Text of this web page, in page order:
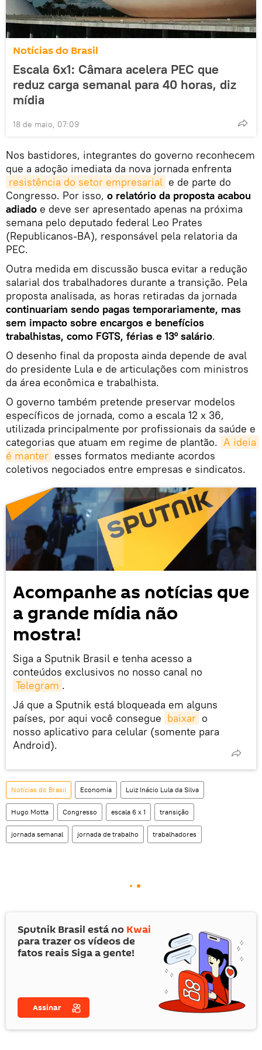
Notícias do Brasil
Escala 6x1: Câmara acelera PEC que
reduz carga semanal para 40 horas, diz
mídia
18 de maio, 07:09
Nos bastidores, integrantes do governo reconhecem
que a adoção imediata da nova jornada enfrenta
resistência do setor empresarial e de parte do
Congresso. Por isso, o relatório da proposta acabou
adiado e deve ser apresentado apenas na próxima
semana pelo deputado federal Leo Prates
(Republicanos-BA), responsável pela relatoria da
PEC.
Outra medida em discussão busca evitar a redução
salarial dos trabalhadores durante a transição. Pela
proposta analisada, as horas retiradas da jornada
continuariam sendo pagas temporariamente, mas
sem impacto sobre encargos e benefícios
trabalhistas, como FGTS, férias e 13º salário.
O desenho final da proposta ainda depende de aval
do presidente Lula e de articulações com ministros
da área econômica e trabalhista.
O governo também pretende preservar modelos
específicos de jornada, como a escala 12 x 36,
utilizada principalmente por profissionais da saúde e
categorias que atuam em regime de plantão. A ideia
é manter esses formatos mediante acordos
coletivos negociados entre empresas e sindicatos.
Acompanhe as notícias que
a grande mídia não
mostra!
Siga a Sputnik Brasil e tenha acesso a
conteúdos exclusivos no nosso canal no
Telegram .
Já que a Sputnik está bloqueada em alguns
países, por aqui você consegue baixar o
nosso aplicativo para celular (somente para
Android).
Notícias do Brasil Economia Luiz Inácio Lula da Silva
Hugo Motta Congresso escala 6 x 1 transição
jornada semanal jornada de trabalho trabalhadores
Sputnik Brasil está no Kwai
para trazer os vídeos de
fatos reais Siga a gente!
Assinar